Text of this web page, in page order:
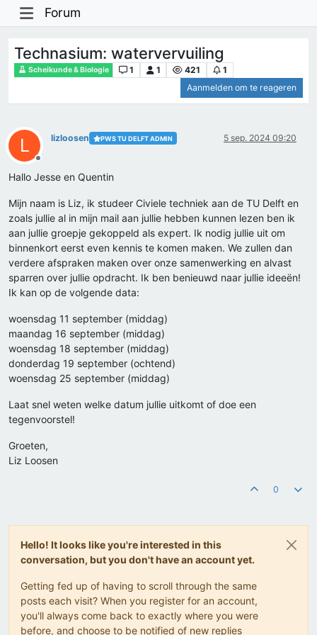
Forum
Technasium: watervervuiling
Scheikunde & Biologie 1 1 421
1
Aanmelden om te reageren
L
Offline
lizloosen PWS TU DELFT ADMIN 5 sep. 2024 09:20
Hallo Jesse en Quentin
Mijn naam is Liz, ik studeer Civiele techniek aan de TU Delft en
zoals jullie al in mijn mail aan jullie hebben kunnen lezen ben ik
aan jullie groepje gekoppeld als expert. Ik nodig jullie uit om
binnenkort eerst even kennis te komen maken. We zullen dan
verdere afspraken maken over onze samenwerking en alvast
sparren over jullie opdracht. Ik ben benieuwd naar jullie ideeën!
Ik kan op de volgende data:
woensdag 11 september (middag)
maandag 16 september (middag)
woensdag 18 september (middag)
donderdag 19 september (ochtend)
woensdag 25 september (middag)
Laat snel weten welke datum jullie uitkomt of doe een
tegenvoorstel!
Groeten,
Liz Loosen
0
Hello! It looks like you're interested in this
conversation, but you don't have an account yet.
Getting fed up of having to scroll through the same
posts each visit? When you register for an account,
you'll always come back to exactly where you were
before, and choose to be notified of new replies